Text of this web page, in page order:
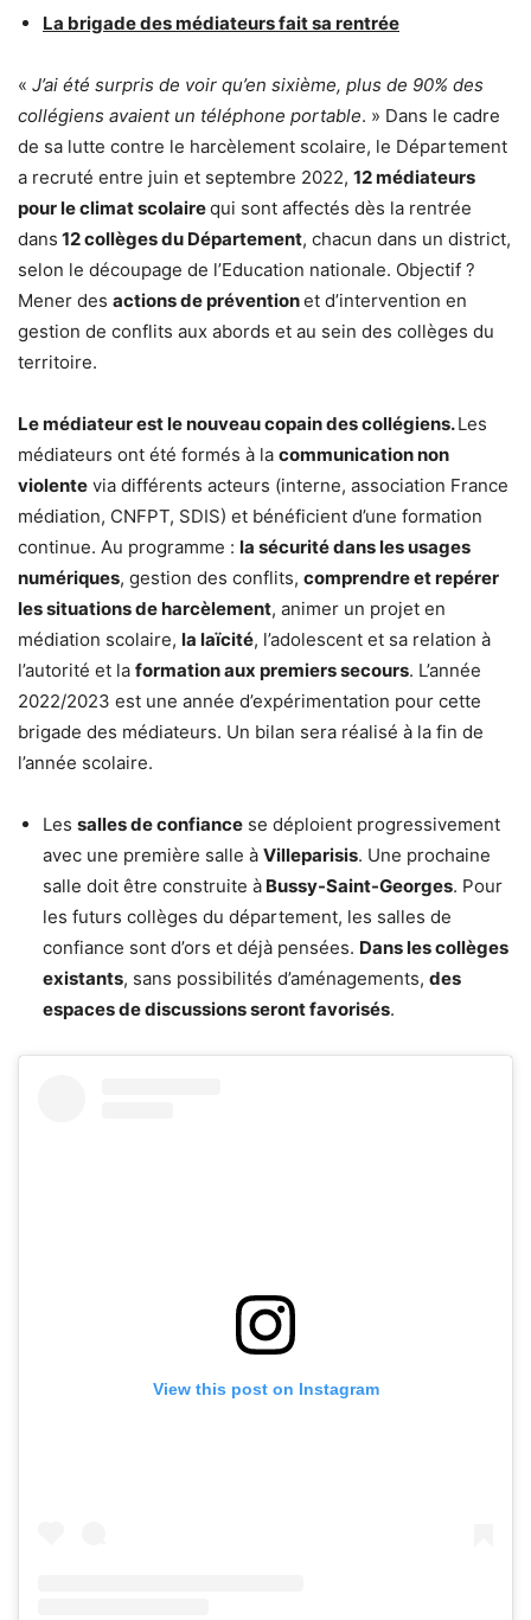
La brigade des médiateurs fait sa rentrée
« J’ai été surpris de voir qu’en sixième, plus de 90% des
collégiens avaient un téléphone portable. » Dans le cadre
de sa lutte contre le harcèlement scolaire, le Département
a recruté entre juin et septembre 2022, 12 médiateurs
pour le climat scolairequi sont affectés dès la rentrée
dans 12 collèges du Département, chacun dans un district,
selon le découpage de l’Education nationale. Objectif ?
Mener des actions de préventionet d’intervention en
gestion de conflits aux abords et au sein des collèges du
territoire.
Le médiateur est le nouveau copain des collégiens.Les
médiateurs ont été formés à la communication non
violente via différents acteurs (interne, association France
médiation, CNFPT, SDIS) et bénéficient d’une formation
continue. Au programme : la sécurité dans les usages
numériques, gestion des conflits, comprendre et repérer
les situations de harcèlement, animer un projet en
médiation scolaire, la laïcité, l’adolescent et sa relation à
l’autorité et la formation aux premiers secours. L’année
2022/2023 est une année d’expérimentation pour cette
brigade des médiateurs. Un bilan sera réalisé à la fin de
l’année scolaire.
Les salles de confiance se déploient progressivement
avec une première salle à Villeparisis. Une prochaine
salle doit être construite à Bussy-Saint-Georges. Pour
les futurs collèges du département, les salles de
confiance sont d’ors et déjà pensées. Dans les collèges
existants, sans possibilités d’aménagements, des
espaces de discussions seront favorisés.
View this post on Instagram